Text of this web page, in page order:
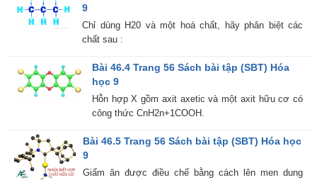
9
Chỉ dùng H20 và một hoá chất, hãy phân biệt các
chất sau :
Bài 46.4 Trang 56 Sách bài tập (SBT) Hóa
học 9
Hỗn hợp X gồm axit axetic và một axit hữu cơ có
công thức CnH2n+1COOH.
Bài 46.5 Trang 56 Sách bài tập (SBT) Hóa học
9
Giấm ăn được điều chế bằng cách lên men dung